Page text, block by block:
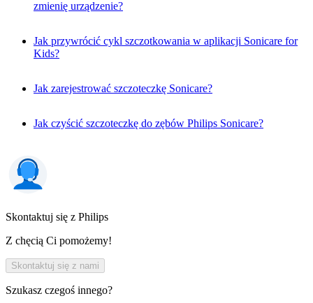
zmienię urządzenie?
Jak przywrócić cykl szczotkowania w aplikacji Sonicare for
Kids?
Jak zarejestrować szczoteczkę Sonicare?
Jak czyścić szczoteczkę do zębów Philips Sonicare?
Skontaktuj się z Philips
Z chęcią Ci pomożemy!
Skontaktuj się z nami
Szukasz czegoś innego?